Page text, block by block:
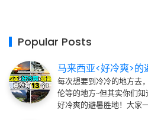
Popular Posts
马来西亚<好冷爽>的
每次想要到冷冷的地方去
伦等的地方~但其实你们
好冷爽的避暑胜地！大家